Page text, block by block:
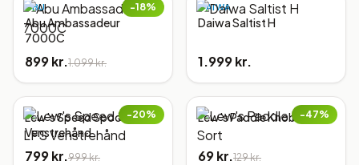
−18%
ABU
Abu Ambassadeur
7000C
899 kr.1.099 kr.
DAIWA
Daiwa Saltist H
1.999 kr.
−20%
Lew's Speed Spool LFS
Venstrehånd
799 kr.999 kr.
−47%
Lew's Paddle Knob Sort
69 kr.129 kr.